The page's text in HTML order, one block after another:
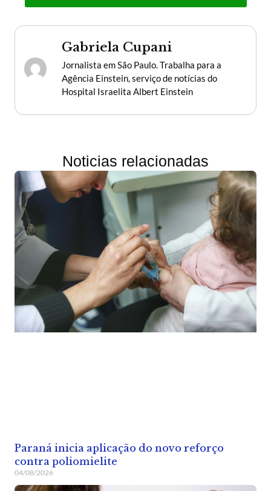
Gabriela Cupani
Jornalista em São Paulo. Trabalha para a
Agência Einstein, serviço de notícias do
Hospital Israelita Albert Einstein
Noticias relacionadas
Paraná inicia aplicação do novo reforço
contra poliomielite
04/08/2026